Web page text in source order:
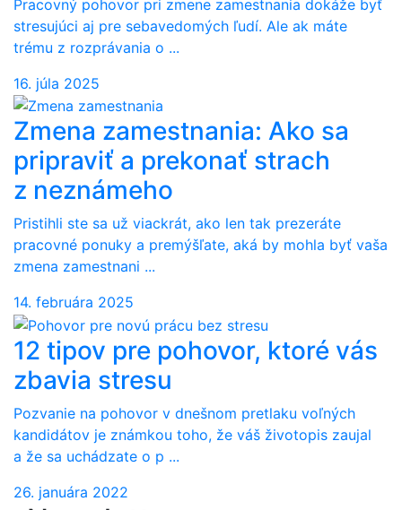
Pracovný pohovor pri zmene zamestnania dokáže byť
stresujúci aj pre sebavedomých ľudí. Ale ak máte
trému z rozprávania o ...
16. júla 2025
Zmena zamestnania: Ako sa
pripraviť a prekonať strach
z neznámeho
Pristihli ste sa už viackrát, ako len tak prezeráte
pracovné ponuky a premýšľate, aká by mohla byť vaša
zmena zamestnani ...
14. februára 2025
12 tipov pre pohovor, ktoré vás
zbavia stresu
Pozvanie na pohovor v dnešnom pretlaku voľných
kandidátov je známkou toho, že váš životopis zaujal
a že sa uchádzate o p ...
26. januára 2022